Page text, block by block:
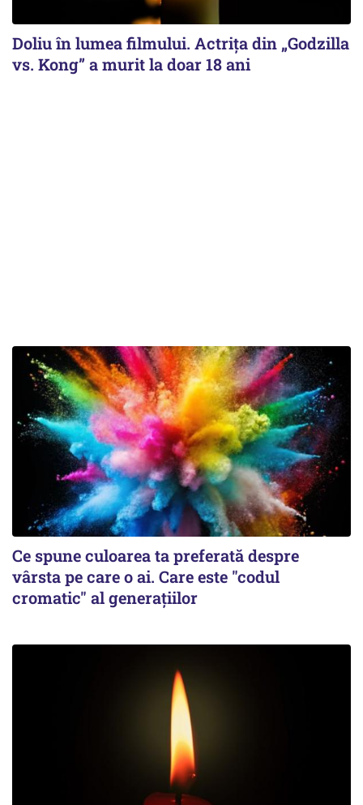
Doliu în lumea filmului. Actrița din „Godzilla
vs. Kong” a murit la doar 18 ani
Ce spune culoarea ta preferată despre
vârsta pe care o ai. Care este "codul
cromatic" al generațiilor